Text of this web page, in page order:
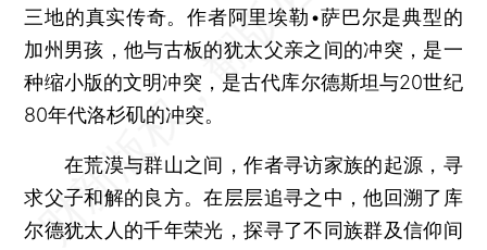
三地的真实传奇。作者阿里埃勒•萨巴尔是典型的
加州男孩，他与古板的犹太父亲之间的冲突，是一
种缩小版的文明冲突，是古代库尔德斯坦与20世纪
80年代洛杉矶的冲突。
在荒漠与群山之间，作者寻访家族的起源，寻
求父子和解的良方。在层层追寻之中，他回溯了库
尔德犹太人的千年荣光，探寻了不同族群及信仰间